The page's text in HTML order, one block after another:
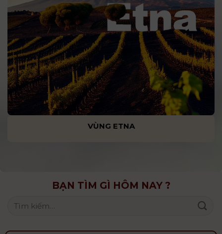
VÙNG ETNA
BẠN TÌM GÌ HÔM NAY ?